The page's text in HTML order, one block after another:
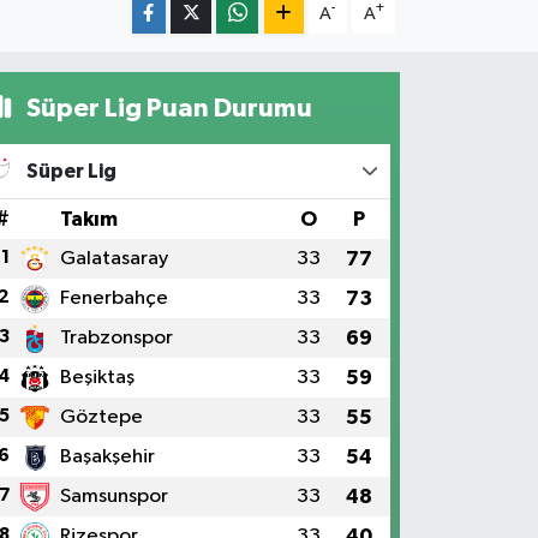
A- A+
Süper Lig Puan Durumu
Süper Lig
Takım O P
1 Galatasaray 33 77
Fenerbahçe 33 73
3 Trabzonspor 33 69
Beşiktaş 33 59
5 Göztepe 33 55
Başakşehir 33 54
7 Samsunspor 33 48